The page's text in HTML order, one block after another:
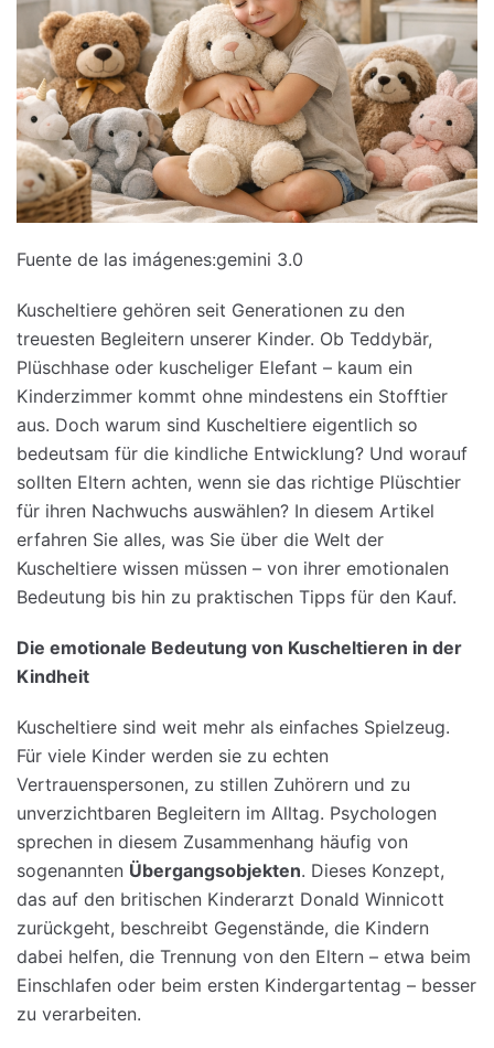
Fuente de las imágenes:gemini 3.0
Kuscheltiere gehören seit Generationen zu den
treuesten Begleitern unserer Kinder. Ob Teddybär,
Plüschhase oder kuscheliger Elefant – kaum ein
Kinderzimmer kommt ohne mindestens ein Stofftier
aus. Doch warum sind Kuscheltiere eigentlich so
bedeutsam für die kindliche Entwicklung? Und worauf
sollten Eltern achten, wenn sie das richtige Plüschtier
für ihren Nachwuchs auswählen? In diesem Artikel
erfahren Sie alles, was Sie über die Welt der
Kuscheltiere wissen müssen – von ihrer emotionalen
Bedeutung bis hin zu praktischen Tipps für den Kauf.
Die emotionale Bedeutung von Kuscheltieren in der
Kindheit
Kuscheltiere sind weit mehr als einfaches Spielzeug.
Für viele Kinder werden sie zu echten
Vertrauenspersonen, zu stillen Zuhörern und zu
unverzichtbaren Begleitern im Alltag. Psychologen
sprechen in diesem Zusammenhang häufig von
sogenannten Übergangsobjekten. Dieses Konzept,
das auf den britischen Kinderarzt Donald Winnicott
zurückgeht, beschreibt Gegenstände, die Kindern
dabei helfen, die Trennung von den Eltern – etwa beim
Einschlafen oder beim ersten Kindergartentag – besser
zu verarbeiten.